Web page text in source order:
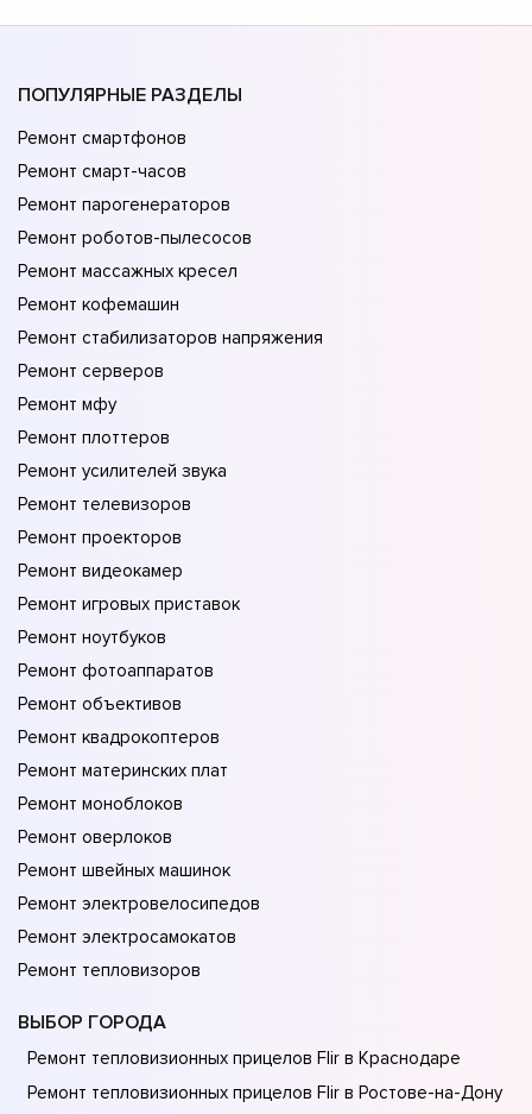
ПОПУЛЯРНЫЕ РАЗДЕЛЫ
Ремонт смартфонов
Ремонт смарт-часов
Ремонт парогенераторов
Ремонт роботов-пылесосов
Ремонт массажных кресел
Ремонт кофемашин
Ремонт стабилизаторов напряжения
Ремонт серверов
Ремонт мфу
Ремонт плоттеров
Ремонт усилителей звука
Ремонт телевизоров
Ремонт проекторов
Ремонт видеокамер
Ремонт игровых приставок
Ремонт ноутбуков
Ремонт фотоаппаратов
Ремонт объективов
Ремонт квадрокоптеров
Ремонт материнских плат
Ремонт моноблоков
Ремонт оверлоков
Ремонт швейных машинок
Ремонт электровелосипедов
Ремонт электросамокатов
Ремонт тепловизоров
ВЫБОР ГОРОДА
Ремонт тепловизионных прицелов Flir в Краснодаре
Ремонт тепловизионных прицелов Flir в Ростове-на-Донy